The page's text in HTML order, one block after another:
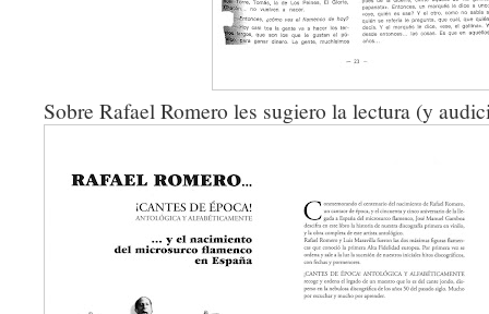
Sobre Rafael Romero les sugiero la lectura (y